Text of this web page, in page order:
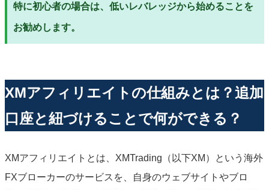
特に初心者の場合は、低いレバレッジから始めることを
お勧めします。
XMアフィリエイトの仕組みとは？追加
口座と紐づけることで何ができる？
XMアフィリエイトとは、XMTrading（以下XM）という海外
FXブローカーのサービスを、自身のウェブサイトやブロ